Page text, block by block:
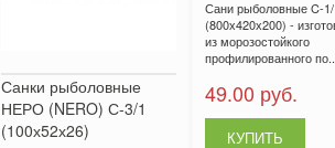
Санки рыболовные
НЕРО (NERO) С-3/1
(100х52х26)
Сани рыболовные C-1/
(800х420х200) -
из морозостойкого
профилированного по..
49.00 руб.